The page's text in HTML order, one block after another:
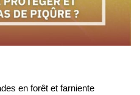
en forêt et farniente